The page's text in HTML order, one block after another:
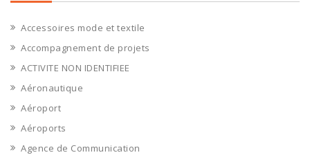
Accessoires mode et textile
Accompagnement de projets
ACTIVITE NON IDENTIFIEE
Aéronautique
Aéroport
Aéroports
Agence de Communication